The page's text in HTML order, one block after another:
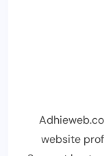
website